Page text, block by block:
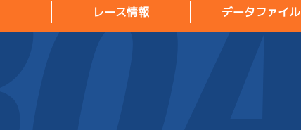
レース情報 データファイル